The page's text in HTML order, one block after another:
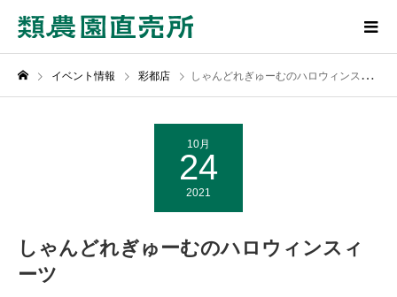
イベント情報 彩都店 しゃんどれぎゅーむのハロウィンスィーツ
10月
24
2021
しゃんどれぎゅーむのハロウィンスィ
ーツ